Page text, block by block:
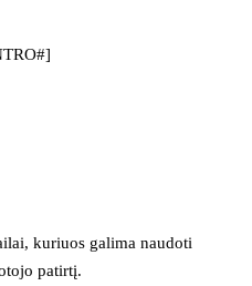
kuriuos galima naudoti
patirtį.